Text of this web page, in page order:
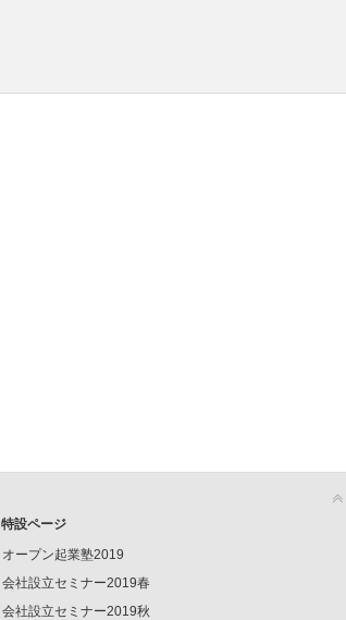
特設ページ
オープン起業塾2019
会社設立セミナー2019春
会社設立セミナー2019秋